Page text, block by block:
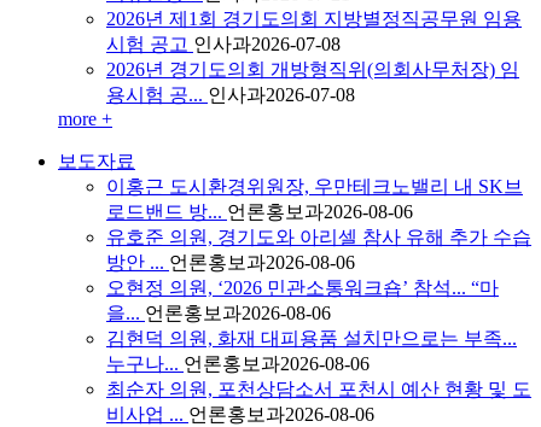
2026년 제1회 경기도의회 지방별정직공무원 임용
시험 공고 인사과2026-07-08
2026년 경기도의회 개방형직위(의회사무처장) 임
용시험 공... 인사과2026-07-08
more +
보도자료
이홍근 도시환경위원장, 우만테크노밸리 내 SK브
로드밴드 방... 언론홍보과2026-08-06
유호준 의원, 경기도와 아리셀 참사 유해 추가 수습
방안 ... 언론홍보과2026-08-06
오현정 의원, ‘2026 민관소통워크숍’ 참석... “마
을... 언론홍보과2026-08-06
김현덕 의원, 화재 대피용품 설치만으로는 부족...
누구나... 언론홍보과2026-08-06
최순자 의원, 포천상담소서 포천시 예산 현황 및 도
비사업 ... 언론홍보과2026-08-06